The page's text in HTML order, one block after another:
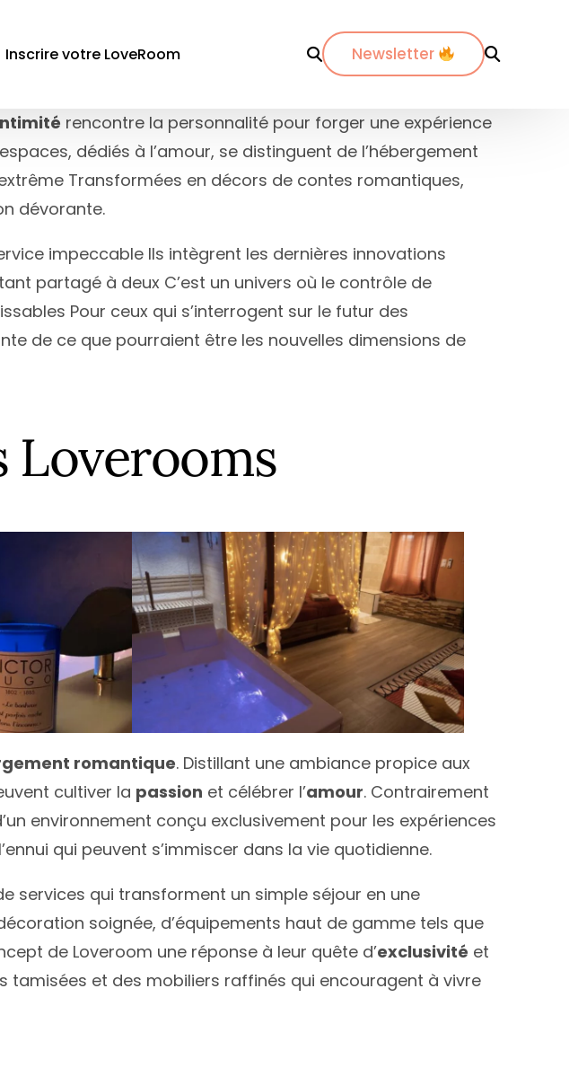
Maritime
Par ville
Lyon
Metz
Paris
Toulouse
Tours
Valenciennes
Toutes les villes
Comté
Par département
Charente-Maritime
Gard
Hérault
Loire-Atlantique
Pyrénées-Orientales
Var
Par ville
La Rochelle
Lyon
Marseille
Inscrire votre LoveRoom Newsletter
rencontre la personnalité pour forger une expérience
dédiés à l’amour, se distinguent de l’hébergement
Transformées en décors de contes romantiques,
dévorante.
impeccable Ils intègrent les dernières innovations
partagé à deux C’est un univers où le contrôle de
Pour ceux qui s’interrogent sur le futur des
de ce que pourraient être les nouvelles dimensions de
Loverooms
romantique. Distillant une ambiance propice aux
cultiver la passion et célébrer l’amour. Contrairement
environnement conçu exclusivement pour les expériences
qui peuvent s’immiscer dans la vie quotidienne.
services qui transforment un simple séjour en une
soignée, d’équipements haut de gamme tels que
de Loveroom une réponse à leur quête d’exclusivité et
tamisées et des mobiliers raffinés qui encouragent à vivre